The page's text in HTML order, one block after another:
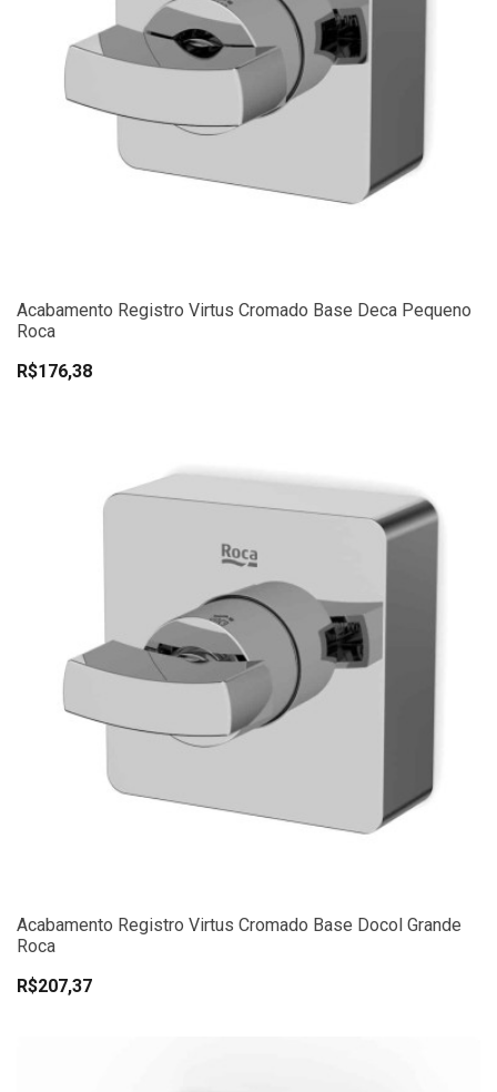
Acabamento Registro Virtus Cromado Base Deca Pequeno
Roca
R$176,38
Acabamento Registro Virtus Cromado Base Docol Grande
Roca
R$207,37